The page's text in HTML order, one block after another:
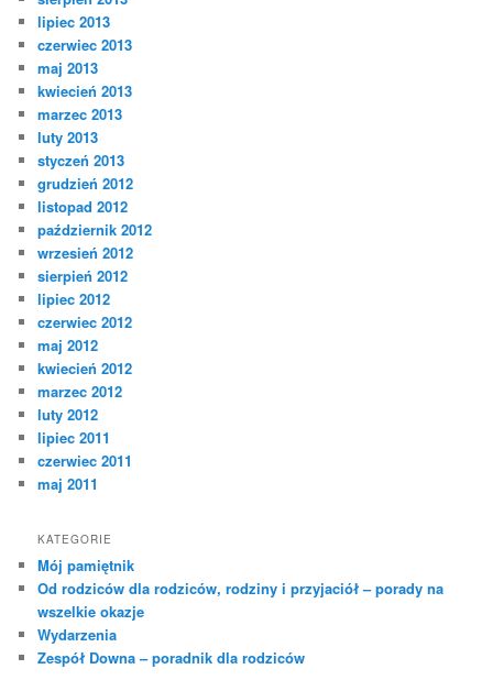
lipiec 2013
czerwiec 2013
maj 2013
kwiecień 2013
marzec 2013
luty 2013
styczeń 2013
grudzień 2012
listopad 2012
październik 2012
wrzesień 2012
sierpień 2012
lipiec 2012
czerwiec 2012
maj 2012
kwiecień 2012
marzec 2012
luty 2012
lipiec 2011
czerwiec 2011
maj 2011
KATEGORIE
Mój pamiętnik
Od rodziców dla rodziców, rodziny i przyjaciół – porady na
wszelkie okazje
Wydarzenia
Zespół Downa – poradnik dla rodziców